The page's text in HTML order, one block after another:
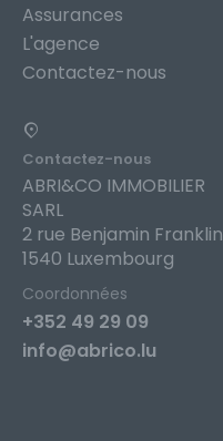
Assurances
L'agence
Contactez-nous
Contactez-nous
ABRI&CO IMMOBILIER
SARL
2 rue Benjamin Franklin
1540 Luxembourg
Coordonnées
+352 49 29 09
info@abrico.lu